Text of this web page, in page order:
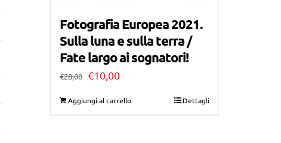
Fotografia Europea 2021.
Sulla luna e sulla terra /
Fate largo ai sognatori!
€28,00 Il
€10,00Il
Aggiungi al carrello Dettagli